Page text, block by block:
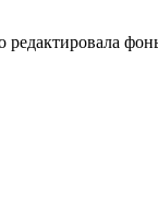
редактировала